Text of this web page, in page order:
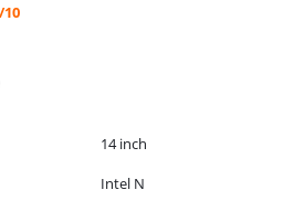
10
14 inch
Intel N